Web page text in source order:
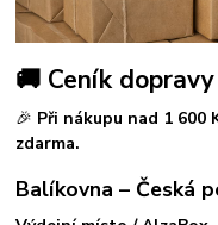
🚚 Ceník dopravy
🎉 Při nákupu nad 1 600
zdarma.
Balíkovna – Česká